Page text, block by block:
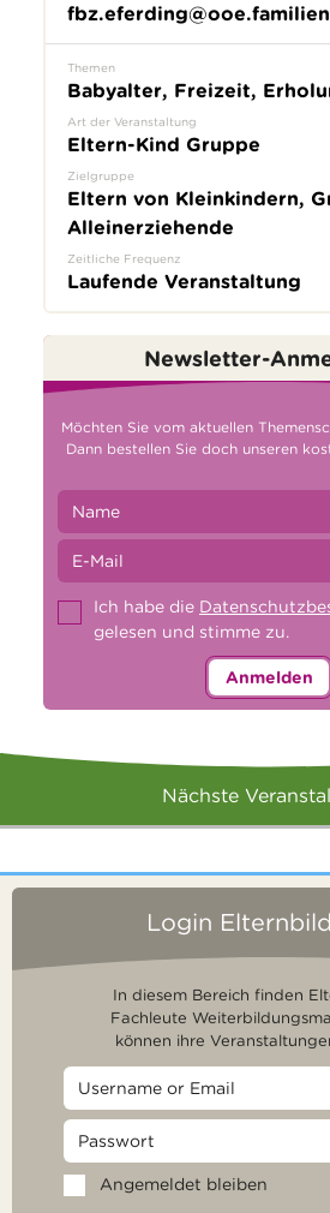
Themen
Babyalter, Freizeit,
Art der Veranstaltung
Eltern-Kind Gruppe
Zielgruppe
Eltern von Kleinkindern,
Alleinerziehende
Zeitliche Frequenz
Laufende Veranstaltung
Newsletter-
Möchten Sie vom aktuellen
Dann bestellen Sie doch unseren
Ich habe die
gelesen und stimme zu.
Anmelden
Nächste
Login
In diesem Bereich finden
Fachleute
können ihre
Angemeldet bleiben